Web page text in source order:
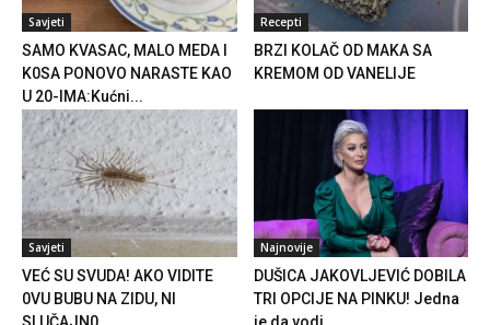
Savjeti
SAMO KVASAC, MALO MEDA I
K0SA PONOVO NARASTE KAO
U 20-IMA:Kućni...
Recepti
BRZI KOLAČ OD MAKA SA
KREMOM OD VANELIJE
Savjeti
VEĆ SU SVUDA! AKO VIDITE
0VU BUBU NA ZIDU, NI
Najnovije
DUŠICA JAKOVLJEVIĆ DOBILA
TRI OPCIJE NA PINKU! Jedna